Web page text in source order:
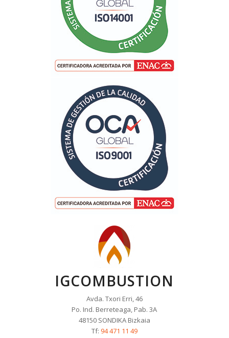
IGCOMBUSTION
Avda. Txori Erri, 46
Po. Ind. Berreteaga, Pab. 3A
48150 SONDIKA Bizkaia
Tf: 94 471 11 49